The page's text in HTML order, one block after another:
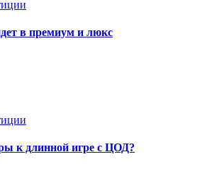
в премиум и люкс
к длинной игре с ЦОД?